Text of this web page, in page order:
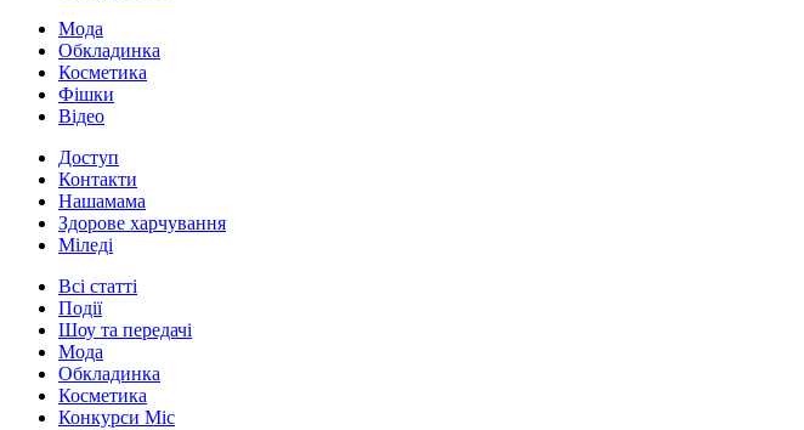
Мода
Обкладинка
Косметика
Фішки
Відео
Доступ
Контакти
Нашамама
Здорове харчування
Міледі
Всі статті
Події
Шоу та передачі
Мода
Обкладинка
Косметика
Конкурси Міс